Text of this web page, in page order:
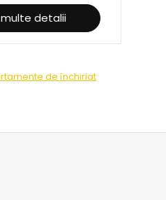
detalii
de închiriat